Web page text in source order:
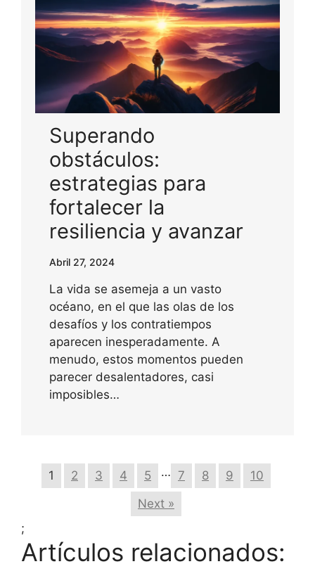
Superando
obstáculos:
estrategias para
fortalecer la
resiliencia y avanzar
Abril 27, 2024
La vida se asemeja a un vasto
océano, en el que las olas de los
desafíos y los contratiempos
aparecen inesperadamente. A
menudo, estos momentos pueden
parecer desalentadores, casi
imposibles…
1 2 3 4 5 … 7 8 9
10
Next »
;
Artículos relacionados: